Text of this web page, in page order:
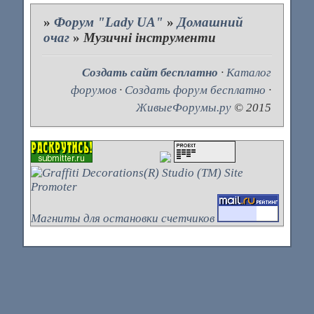
»Форум "Lady UA" » Домашний
очаг » Музичні інструменти
Создать сайт бесплатно ·Каталог
форумов · Создать форум бесплатно ·
ЖивыеФорумы.ру © 2015
Магниты для остановки счетчиков